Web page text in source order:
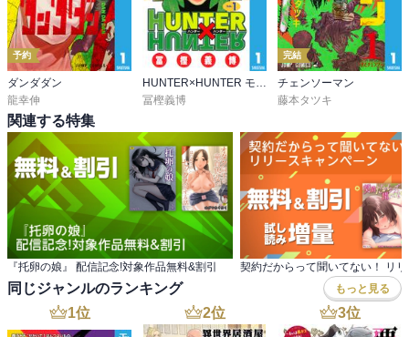
予約
ダンダダン
龍幸伸
冨樫義博
完結
チェンソーマン
藤本タツキ
関連する特集
『托卵の娘』 配信記念!対象作品無料&割引
同じジャンルのランキング もっと見る
1位 2位 3位